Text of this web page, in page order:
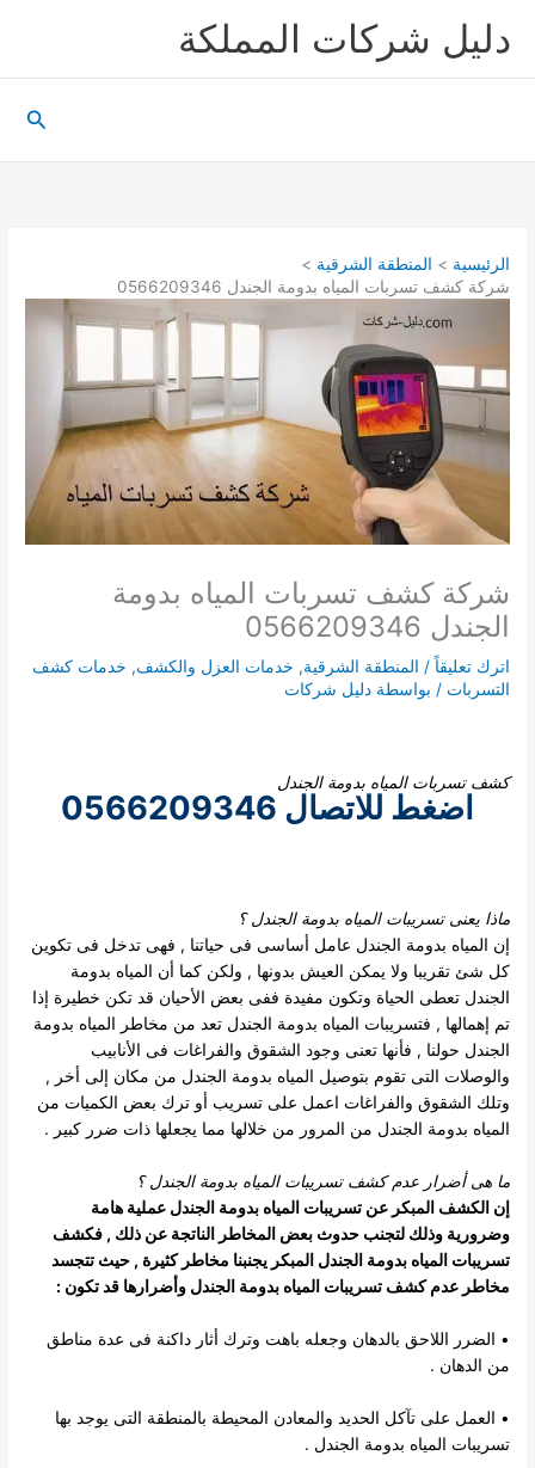
دليل شركات المملكة
الرئيسية
المنطقة الشرقية
شركة كشف تسربات المياه بدومة الجندل 0566209346
شركة كشف تسربات المياه بدومة
الجندل 0566209346
اترك تعليقاً / المنطقة الشرقية, خدمات العزل والكشف, خدمات كشف
التسربات / بواسطة دليل شركات
كشف تسربات المياه بدومة الجندل
اضغط للاتصال 0566209346
ماذا يعنى تسريبات المياه بدومة الجندل؟
إن المياه بدومة الجندل عامل أساسى فى حياتنا , فهى تدخل فى تكوين
كل شئ تقريبا ولا يمكن العيش بدونها , ولكن كما أن المياه بدومة
الجندل تعطى الحياة وتكون مفيدة ففى بعض الأحيان قد تكن خطيرة إذا
تم إهمالها , فتسريبات المياه بدومة الجندل تعد من مخاطر المياه بدومة
الجندل حولنا , فأنها تعنى وجود الشقوق والفراغات فى الأنابيب
والوصلات التى تقوم بتوصيل المياه بدومة الجندل من مكان إلى أخر ,
وتلك الشقوق والفراغات اعمل على تسريب أو ترك بعض الكميات من
المياه بدومة الجندل من المرور من خلالها مما يجعلها ذات ضرر كبير .
ما هى أضرار عدم كشف تسريبات المياه بدومة الجندل؟
إن الكشف المبكر عن تسريبات المياه بدومة الجندل عملية هامة
وضرورية وذلك لتجنب حدوث بعض المخاطر الناتجة عن ذلك , فكشف
تسريبات المياه بدومة الجندل المبكر يجنبنا مخاطر كثيرة , حيث تتجسد
مخاطر عدم كشف تسريبات المياه بدومة الجندل وأضرارها قد تكون :
• الضرر اللاحق بالدهان وجعله باهت وترك أثار داكنة فى عدة مناطق
من الدهان .
• العمل على تآكل الحديد والمعادن المحيطة بالمنطقة التى يوجد بها
تسريبات المياه بدومة الجندل .